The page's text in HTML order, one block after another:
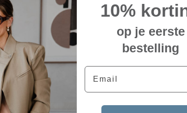
10%
op je eerste
bestelling
Email